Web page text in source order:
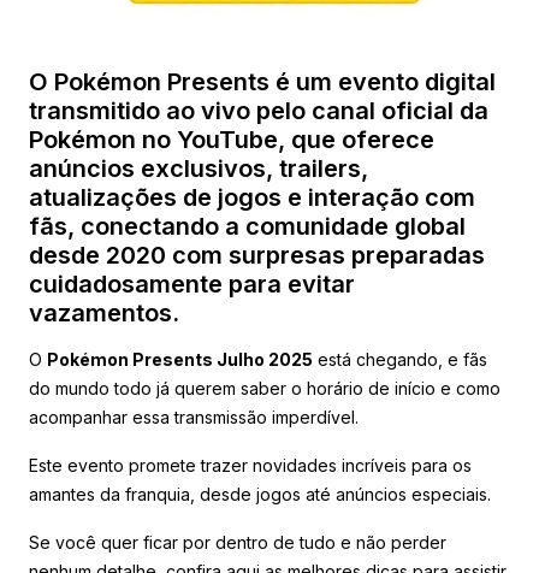
O Pokémon Presents é um evento digital
transmitido ao vivo pelo canal oficial da
Pokémon no YouTube, que oferece
anúncios exclusivos, trailers,
atualizações de jogos e interação com
fãs, conectando a comunidade global
desde 2020 com surpresas preparadas
cuidadosamente para evitar
vazamentos.
O Pokémon Presents Julho 2025 está chegando, e fãs
do mundo todo já querem saber o horário de início e como
acompanhar essa transmissão imperdível.
Este evento promete trazer novidades incríveis para os
amantes da franquia, desde jogos até anúncios especiais.
Se você quer ficar por dentro de tudo e não perder